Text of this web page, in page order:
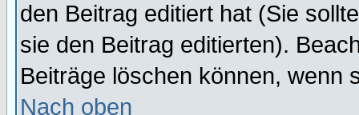
den Beitrag editiert hat (Sie
sie den Beitrag editierten).
Beiträge löschen können, wenn
Nach oben